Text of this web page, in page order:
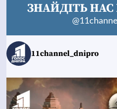
ЗНАЙДІТЬ НАС
11channel_dnipro